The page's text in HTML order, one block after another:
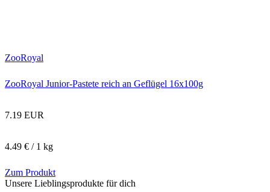
ZooRoyal
ZooRoyal Junior-Pastete reich an Geflügel 16x100g
7.19 EUR
4.49 € / 1 kg
Zum Produkt
Unsere Lieblingsprodukte für dich